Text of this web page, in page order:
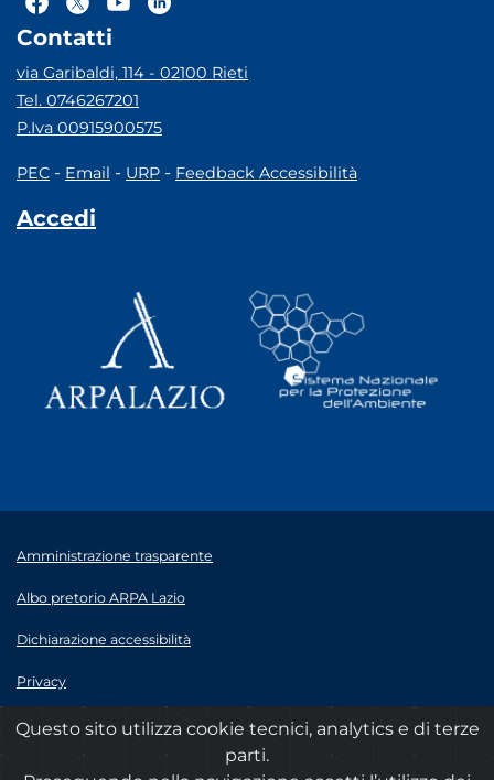
Contatti
via Garibaldi, 114 - 02100 Rieti
Tel. 0746267201
P.Iva 00915900575
PEC - Email - URP - Feedback Accessibilità
Accedi
Amministrazione trasparente
Albo pretorio ARPA Lazio
Dichiarazione accessibilità
Privacy
Note legali
© 2020 ARPA Lazio - P.Iva 00915900575
Questo sito utilizza cookie tecnici, analytics e di terze
parti.